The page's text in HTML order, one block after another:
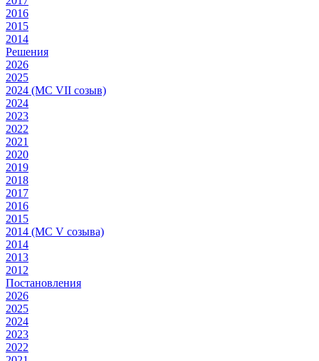
2016
2015
2014
Решения
2026
2025
2024 (МС VII созыв)
2024
2023
2022
2021
2020
2019
2018
2017
2016
2015
2014 (МС V созыва)
2014
2013
2012
Постановления
2026
2025
2024
2023
2022